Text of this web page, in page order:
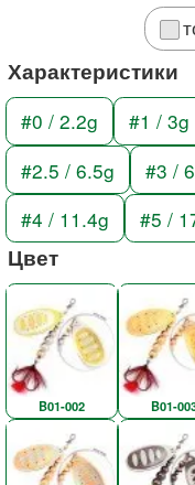
Характеристики
#0 / 2.2g #1 / 3g
#2.5 / 6.5g
#3 /
#4 / 11.4g
#5 /
Цвет
B01-002 B01-